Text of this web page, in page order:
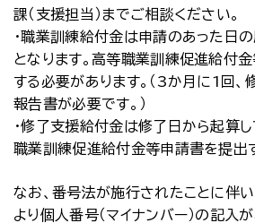
課（支援担当）までご相談ください。
・職業訓練給付金は申請のあった日
となります。高等職業訓練促進給付
する必要があります。（3か月に1回
報告書が必要です。）
・修了支援給付金は修了日から起算
職業訓練促進給付金等申請書を提出
なお、番号法が施行されたことに伴い
より個人番号（マイナンバー）の記入